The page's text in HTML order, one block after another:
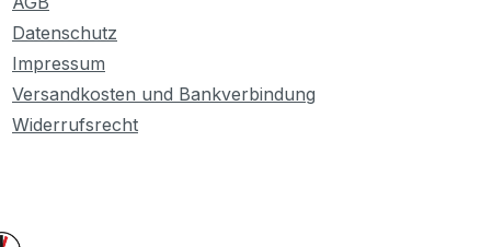
Datenschutz
Impressum
Versandkosten und Bankverbindung
Widerrufsrecht